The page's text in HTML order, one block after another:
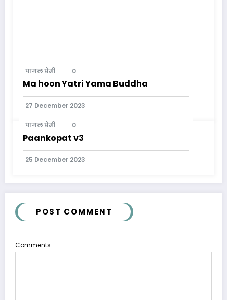
पागल प्रेमी 0
Ma hoon Yatri Yama Buddha
27 December 2023
पागल प्रेमी 0
Paankopat v3
25 December 2023
POST COMMENT
Comments